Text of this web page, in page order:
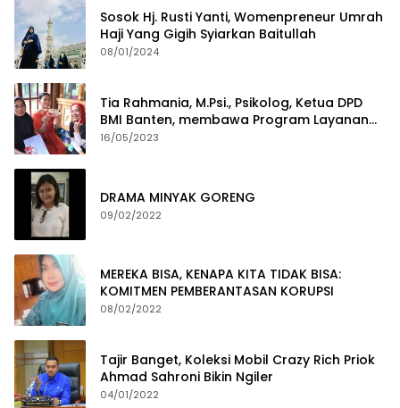
Sosok Hj. Rusti Yanti, Womenpreneur Umrah
Haji Yang Gigih Syiarkan Baitullah
08/01/2024
Tia Rahmania, M.Psi., Psikolog, Ketua DPD
BMI Banten, membawa Program Layanan
Pembuatan Dokumen Kependudukan
16/05/2023
DRAMA MINYAK GORENG
09/02/2022
MEREKA BISA, KENAPA KITA TIDAK BISA:
KOMITMEN PEMBERANTASAN KORUPSI
08/02/2022
Tajir Banget, Koleksi Mobil Crazy Rich Priok
Ahmad Sahroni Bikin Ngiler
04/01/2022